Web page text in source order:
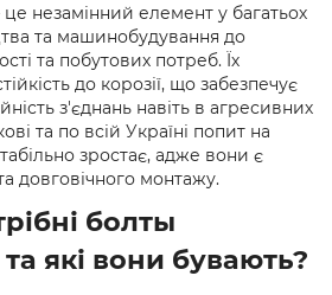
незамінний елемент у багатьох
та машинобудування до
та побутових потреб. Їх
до корозії, що забезпечує
з'єднань навіть в агресивних
та по всій Україні попит на
зростає, адже вони є
довговічного монтажу.
болты
які вони бувають?